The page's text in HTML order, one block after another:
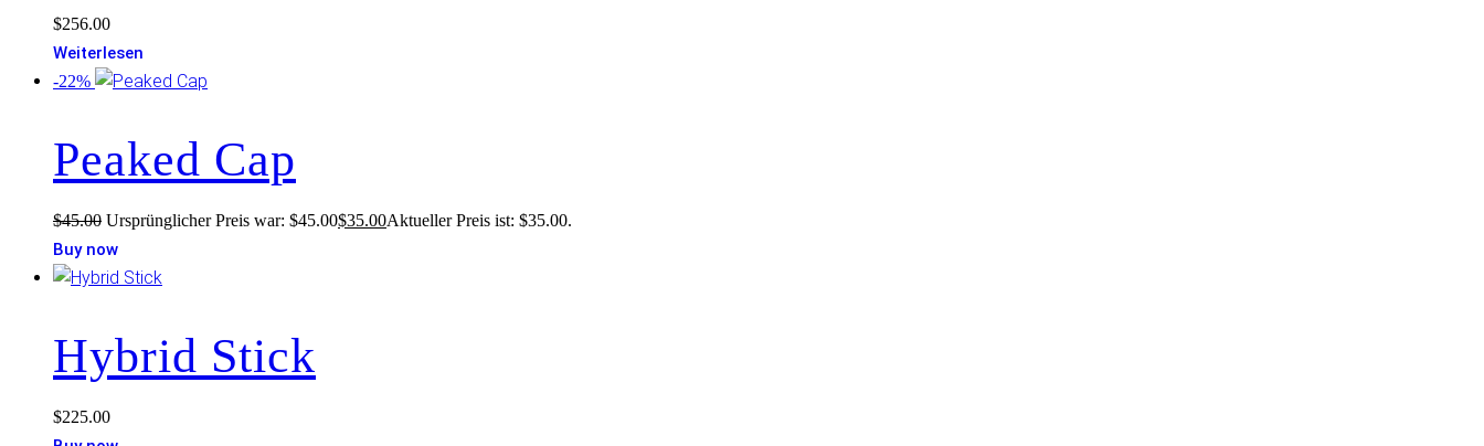
$256.00
Weiterlesen
-22%
Peaked Cap
$45.00 Ursprünglicher Preis war: $45.00$35.00Aktueller Preis ist: $35.00.
Buy now
Hybrid Stick
$225.00